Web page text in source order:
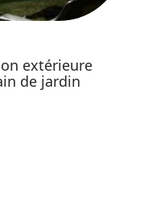
extérieure
de jardin